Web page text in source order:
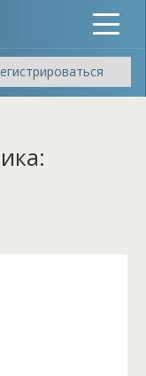
Toggle